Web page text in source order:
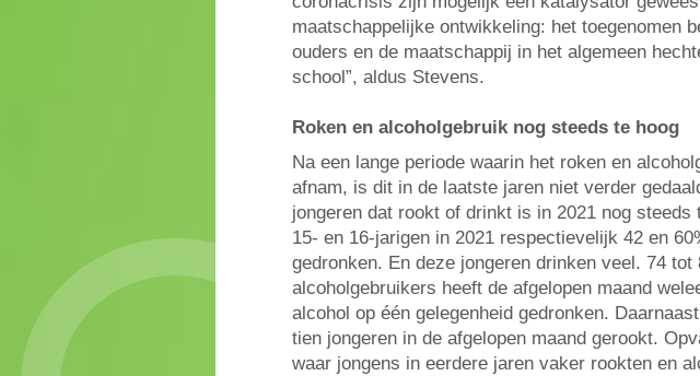
maatschappelijke ontwikkeling: het toegenomen
ouders en de maatschappij in het algemeen
school”, aldus Stevens.
Roken en alcoholgebruik nog steeds te hoog
Na een lange periode waarin het roken en
afnam, is dit in de laatste jaren niet verder
jongeren dat rookt of drinkt is in 2021 nog steeds
15- en 16-jarigen in 2021 respectievelijk 42 en
gedronken. En deze jongeren drinken veel. 74 tot
alcoholgebruikers heeft de afgelopen maand
alcohol op één gelegenheid gedronken.
tien jongeren in de afgelopen maand gerookt.
waar jongens in eerdere jaren vaker rookten en